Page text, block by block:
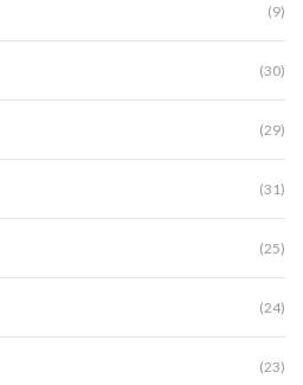
(9)
(30)
(29)
(31)
(25)
(24)
(23)